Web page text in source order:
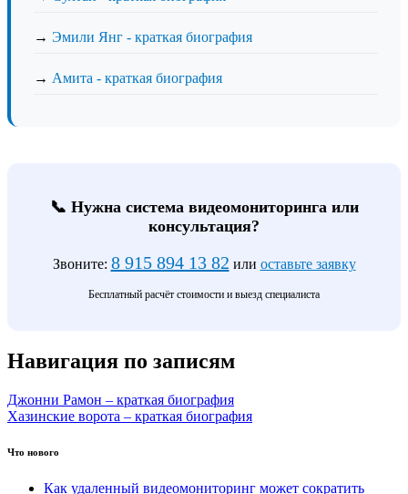
→ Эмили Янг - краткая биография
→ Амита - краткая биография
📞 Нужна система видеомониторинга или
консультация?
Звоните: 8 915 894 13 82 или оставьте заявку
Бесплатный расчёт стоимости и выезд специалиста
Навигация по записям
Джонни Рамон – краткая биография
Хазинские ворота – краткая биография
Что нового
Как удаленный видеомониторинг может сократить